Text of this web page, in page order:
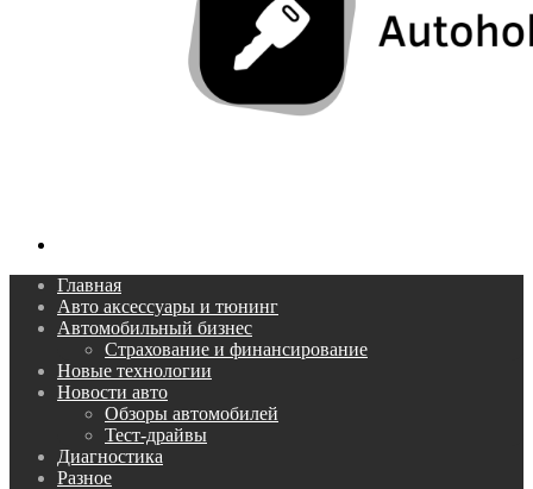
Главная
Авто аксессуары и тюнинг
Автомобильный бизнес
Страхование и финансирование
Новые технологии
Новости авто
Обзоры автомобилей
Тест-драйвы
Диагностика
Разное